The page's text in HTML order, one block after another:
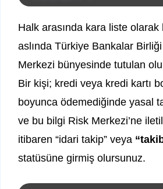
Halk arasında kara liste olarak
aslında Türkiye Bankalar
Merkezi bünyesinde tutulan
Bir kişi; kredi veya kredi kartı
boyunca ödemediğinde yasal
ve bu bilgi Risk Merkezi’ne
itibaren “idari takip” veya
statüsüne girmiş olursunuz.